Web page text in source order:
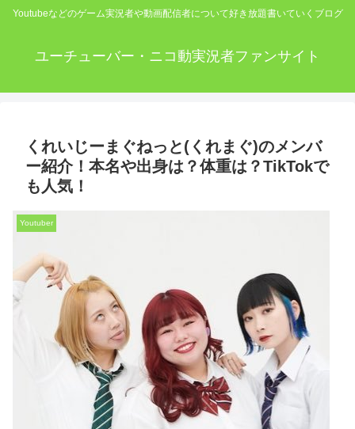
Youtubeなどのゲーム実況者や動画配信者について好き放題書いていくブログ
ユーチューバー・ニコ動実況者ファンサイト
くれいじーまぐねっと(くれまぐ)のメンバ
ー紹介！本名や出身は？体重は？TikTokで
も人気！
Youtuber